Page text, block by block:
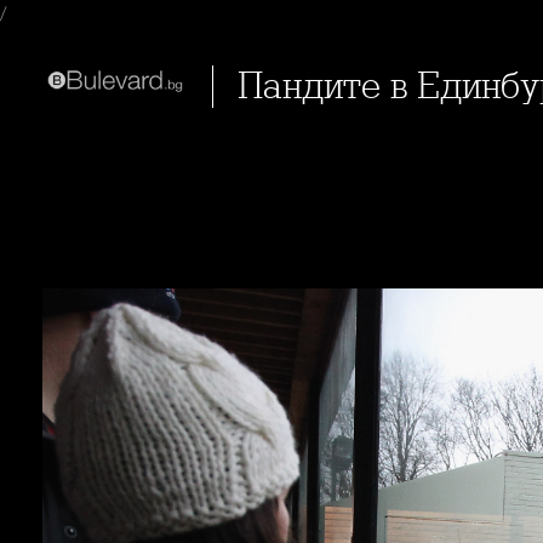
/
Пандите в